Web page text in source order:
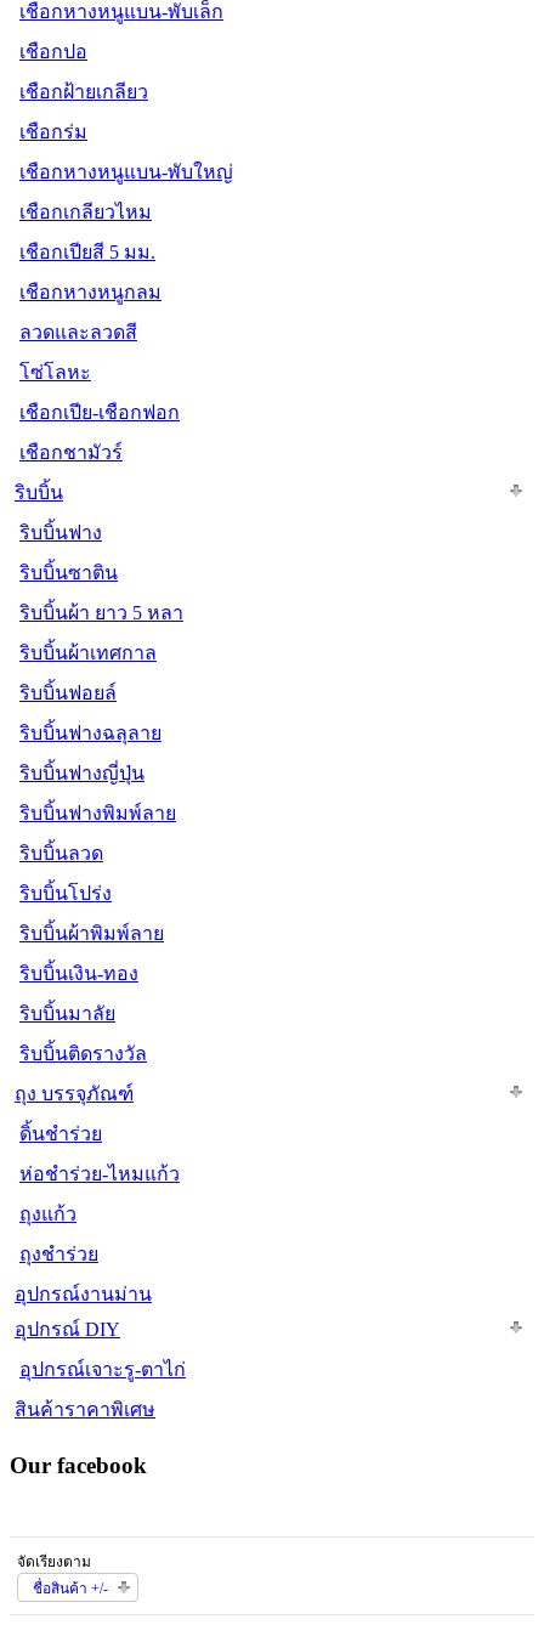
เชือกหางหนูแบน-พับเล็ก
เชือกปอ
เชือกฝ้ายเกลียว
เชือกร่ม
เชือกหางหนูแบน-พับใหญ่
เชือกเกลียวไหม
เชือกเปียสี 5 มม.
เชือกหางหนูกลม
ลวดและลวดสี
โซ่โลหะ
เชือกเปีย-เชือกฟอก
เชือกชามัวร์
ริบบิ้น
ริบบิ้นฟาง
ริบบิ้นซาติน
ริบบิ้นผ้า ยาว 5 หลา
ริบบิ้นผ้าเทศกาล
ริบบิ้นฟอยล์
ริบบิ้นฟางฉลุลาย
ริบบิ้นฟางญี่ปุ่น
ริบบิ้นฟางพิมพ์ลาย
ริบบิ้นลวด
ริบบิ้นโปร่ง
ริบบิ้นผ้าพิมพ์ลาย
ริบบิ้นเงิน-ทอง
ริบบิ้นมาลัย
ริบบิ้นติดรางวัล
ถุง บรรจุภัณฑ์
ดิ้นชำร่วย
ห่อชำร่วย-ไหมแก้ว
ถุงแก้ว
ถุงชำร่วย
อุปกรณ์งานม่าน
อุปกรณ์ DIY
อุปกรณ์เจาะรู-ตาไก่
สินค้าราคาพิเศษ
Our facebook
จัดเรียงตาม
ชื่อสินค้า +/-